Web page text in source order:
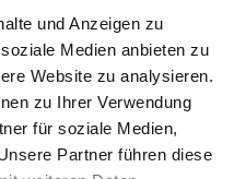
und Anzeigen zu
Medien anbieten zu
Website zu analysieren.
zu Ihrer Verwendung
für soziale Medien,
Partner führen diese